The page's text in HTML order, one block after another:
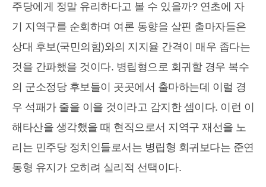
주당에게 정말 유리하다고 볼 수 있을까? 연초에 자
기 지역구를 순회하며 여론 동향을 살핀 출마자들은
상대 후보(국민의힘)와의 지지율 간격이 매우 좁다는
것을 간파했을 것이다. 병립형으로 회귀할 경우 복수
의 군소정당 후보들이 곳곳에서 출마하는데 이럴 경
우 석패가 줄을 이을 것이라고 감지한 셈이다. 이런 이
해타산을 생각했을 때 현직으로서 지역구 재선을 노
리는 민주당 정치인들로서는 병립형 회귀보다는 준연
동형 유지가 오히려 실리적 선택이다.